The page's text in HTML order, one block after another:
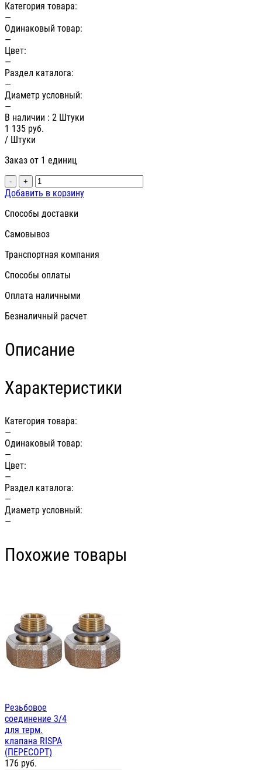
Категория товара:
—
Одинаковый товар:
—
Цвет:
—
Раздел каталога:
—
Диаметр условный:
—
В наличии : 2 Штуки
1 135 руб.
/ Штуки
Заказ от 1 единиц
- +
Добавить в корзину
Способы доставки
Самовывоз
Транспортная компания
Способы оплаты
Оплата наличными
Безналичный расчет
Описание
Характеристики
Категория товара:
—
Одинаковый товар:
—
Цвет:
—
Раздел каталога:
—
Диаметр условный:
—
Похожие товары
Резьбовое
соединение 3/4
для терм.
клапана RISPA
(ПЕРЕСОРТ)
176 руб.